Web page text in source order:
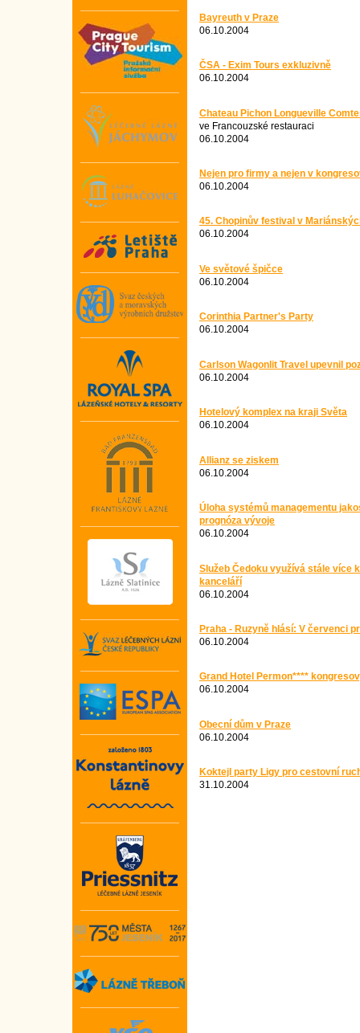
Bayreuth v Praze
06.10.2004
ČSA - Exim Tours exkluzivně
06.10.2004
Chateau Pichon Longueville
ve Francouzské restauraci
06.10.2004
Nejen pro firmy a nejen v
06.10.2004
45. Chopinův festival v
06.10.2004
Ve světové špičce
06.10.2004
Corinthia Partner's Party
06.10.2004
Carlson Wagonlit Travel upevnil
06.10.2004
Hotelový komplex na kraji Světa
06.10.2004
Allianz se ziskem
06.10.2004
Úloha systémů managementu
prognóza vývoje
06.10.2004
Služeb Čedoku využívá stále více
kanceláří
06.10.2004
Praha - Ruzyně hlásí: V červenci
06.10.2004
Grand Hotel Permon****
06.10.2004
Obecní dům v Praze
06.10.2004
Koktejl party Ligy pro cestovní
31.10.2004